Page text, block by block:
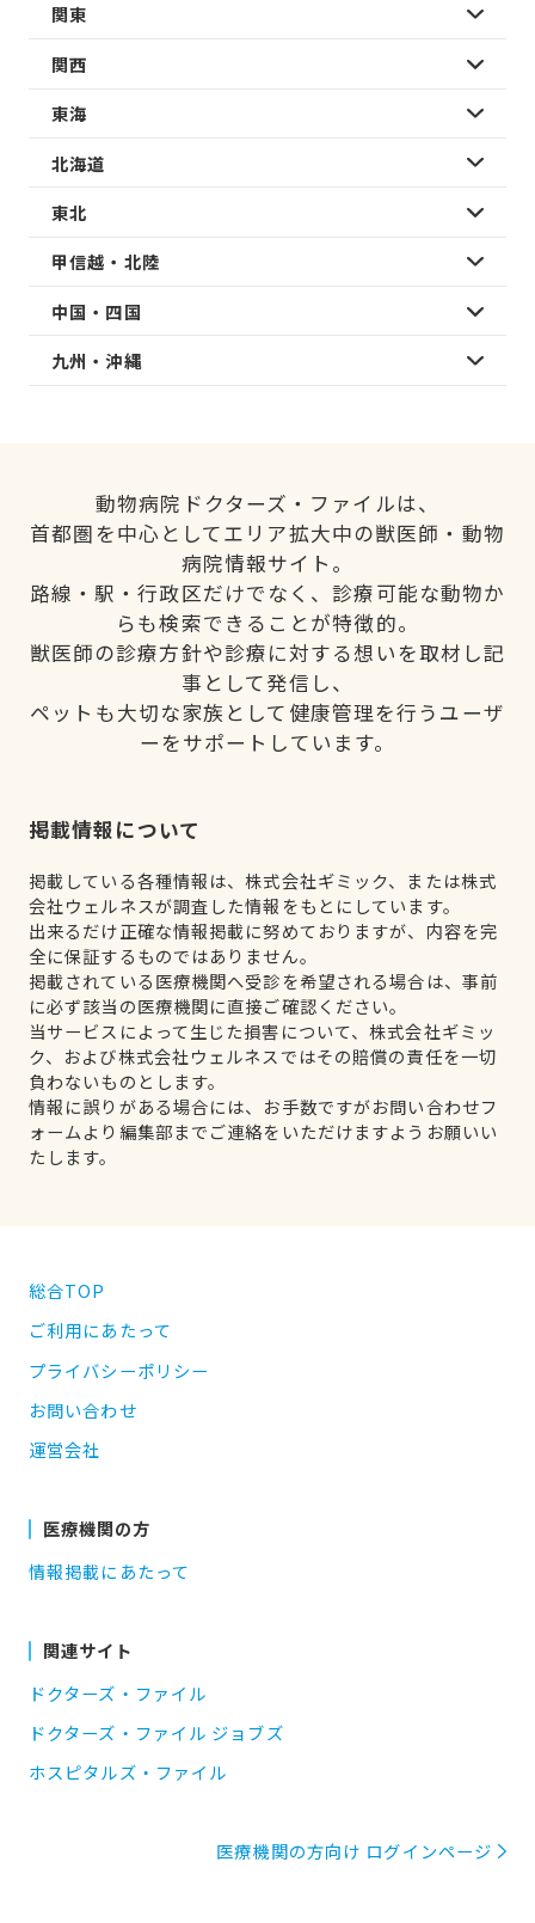
関東
関西
東海
北海道
東北
甲信越・北陸
中国・四国
九州・沖縄
動物病院ドクターズ・ファイルは、
首都圏を中心としてエリア拡大中の獣医師・動物
病院情報サイト。
路線・駅・行政区だけでなく、診療可能な動物か
らも検索できることが特徴的。
獣医師の診療方針や診療に対する想いを取材し記
事として発信し、
ペットも大切な家族として健康管理を行うユーザ
ーをサポートしています。
掲載情報について
掲載している各種情報は、株式会社ギミック、または株式
会社ウェルネスが調査した情報をもとにしています。
出来るだけ正確な情報掲載に努めておりますが、内容を完
全に保証するものではありません。
掲載されている医療機関へ受診を希望される場合は、事前
に必ず該当の医療機関に直接ご確認ください。
当サービスによって生じた損害について、株式会社ギミッ
ク、および株式会社ウェルネスではその賠償の責任を一切
負わないものとします。
情報に誤りがある場合には、お手数ですがお問い合わせフ
ォームより編集部までご連絡をいただけますようお願いい
たします。
総合TOP
ご利用にあたって
プライバシーポリシー
お問い合わせ
運営会社
医療機関の方
情報掲載にあたって
関連サイト
ドクターズ・ファイル
ドクターズ・ファイル ジョブズ
ホスピタルズ・ファイル
医療機関の方向け ログインページ